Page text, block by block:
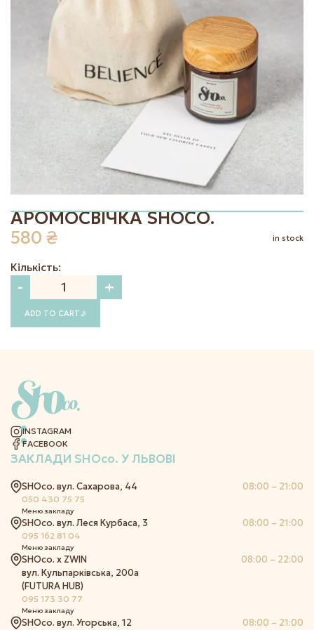
АРОМОСВІЧКА SHOCO.
580 ₴ in stock
Кількість:
- +
ADD TO CART
INSTAGRAM
FACEBOOK
ЗАКЛАДИ SHOco. У ЛЬВОВІ
SHOco. вул. Сахарова, 44
050 430 75 75
Меню закладу
08:00 – 21:00
SHOco. вул. Леся Курбаса, 3
095 162 81 04
Меню закладу
08:00 – 21:00
SHOco. x ZWIN
вул. Кульпарківська, 200а
(FUTURA HUB)
095 173 30 77
Меню закладу
08:00 – 22:00
SHOco. вул. Угорська, 12 08:00 – 21:00